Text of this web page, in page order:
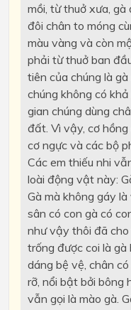
mồi, từ thuở xưa,
đôi chân to móng
màu vàng và còn
phải từ thuở ban
tiên của chúng là
chúng không có
gian chúng dùng
đất. Vì vậy, cơ
cơ ngực và các bộ
Các em thiếu nhi
loài động vật này:
Gà mà không gáy
sân có con gà có
như vậy thôi đã
trống được coi là gà
dáng bệ vệ, chân
rỡ, nổi bật bởi bông
vẫn gọi là mào gà.